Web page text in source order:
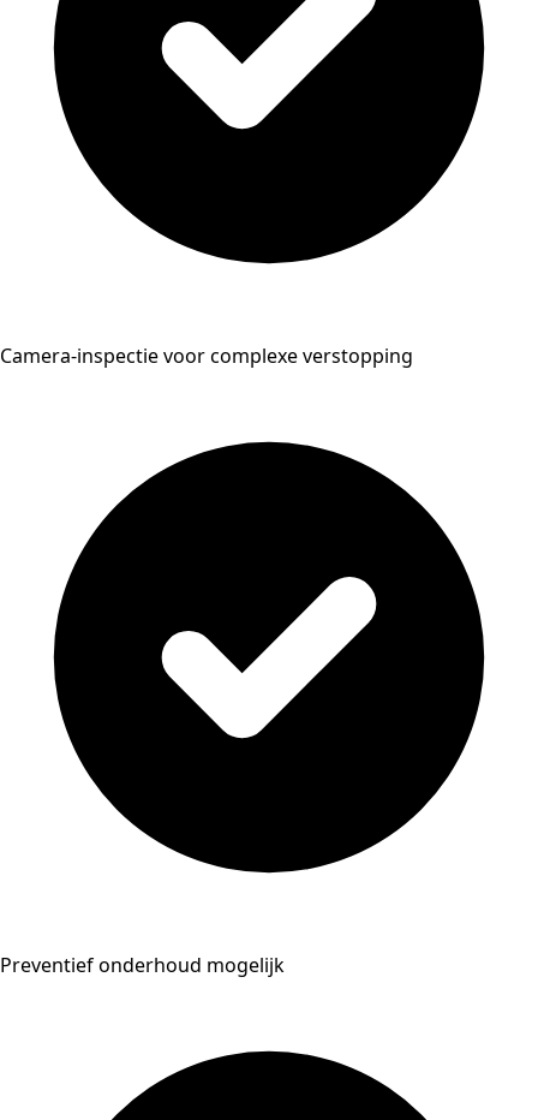
Camera-inspectie voor complexe verstopping
Preventief onderhoud mogelijk